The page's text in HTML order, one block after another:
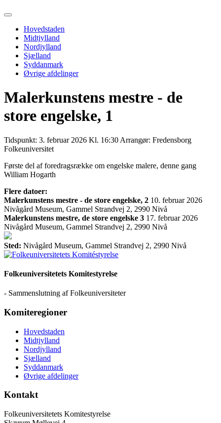
Primary
Hovedstaden
Midtjylland
Nordjylland
Sjælland
Syddanmark
Øvrige afdelinger
Malerkunstens mestre - de
store engelske, 1
Tidspunkt: 3. februar 2026 Kl. 16:30 Arrangør: Fredensborg
Folkeuniversitet
Første del af foredragsrække om engelske malere, denne gang
William Hogarth
Flere datoer:
Malerkunstens mestre - de store engelske, 2 10. februar 2026
Nivågård Museum, Gammel Strandvej 2, 2990 Nivå
Malerkunstens mestre, de store engelske 3 17. februar 2026
Nivågård Museum, Gammel Strandvej 2, 2990 Nivå
Sted: Nivågård Museum, Gammel Strandvej 2, 2990 Nivå
Folkeuniversitetets Komitestyrelse
- Sammenslutning af Folkeuniversiteter
Komiteregioner
Hovedstaden
Midtjylland
Nordjylland
Sjælland
Syddanmark
Øvrige afdelinger
Kontakt
Folkeuniversitetets Komitestyrelse